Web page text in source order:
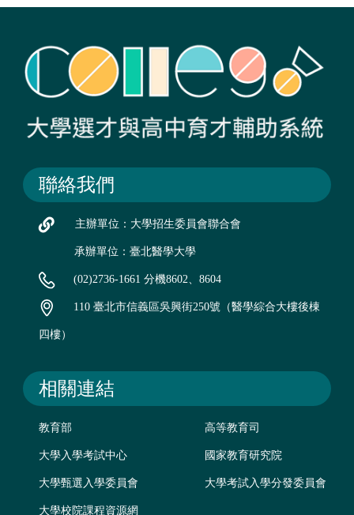
聯絡我們
主辦單位：大學招生委員會聯合會
承辦單位：臺北醫學大學
(02)2736-1661 分機8602、8604
110 臺北市信義區吳興街250號（醫學綜合大樓後棟
四樓）
相關連結
教育部 高等教育司
大學入學考試中心 國家教育研究院
大學甄選入學委員會 大學考試入學分發委員會
大學校院課程資源網